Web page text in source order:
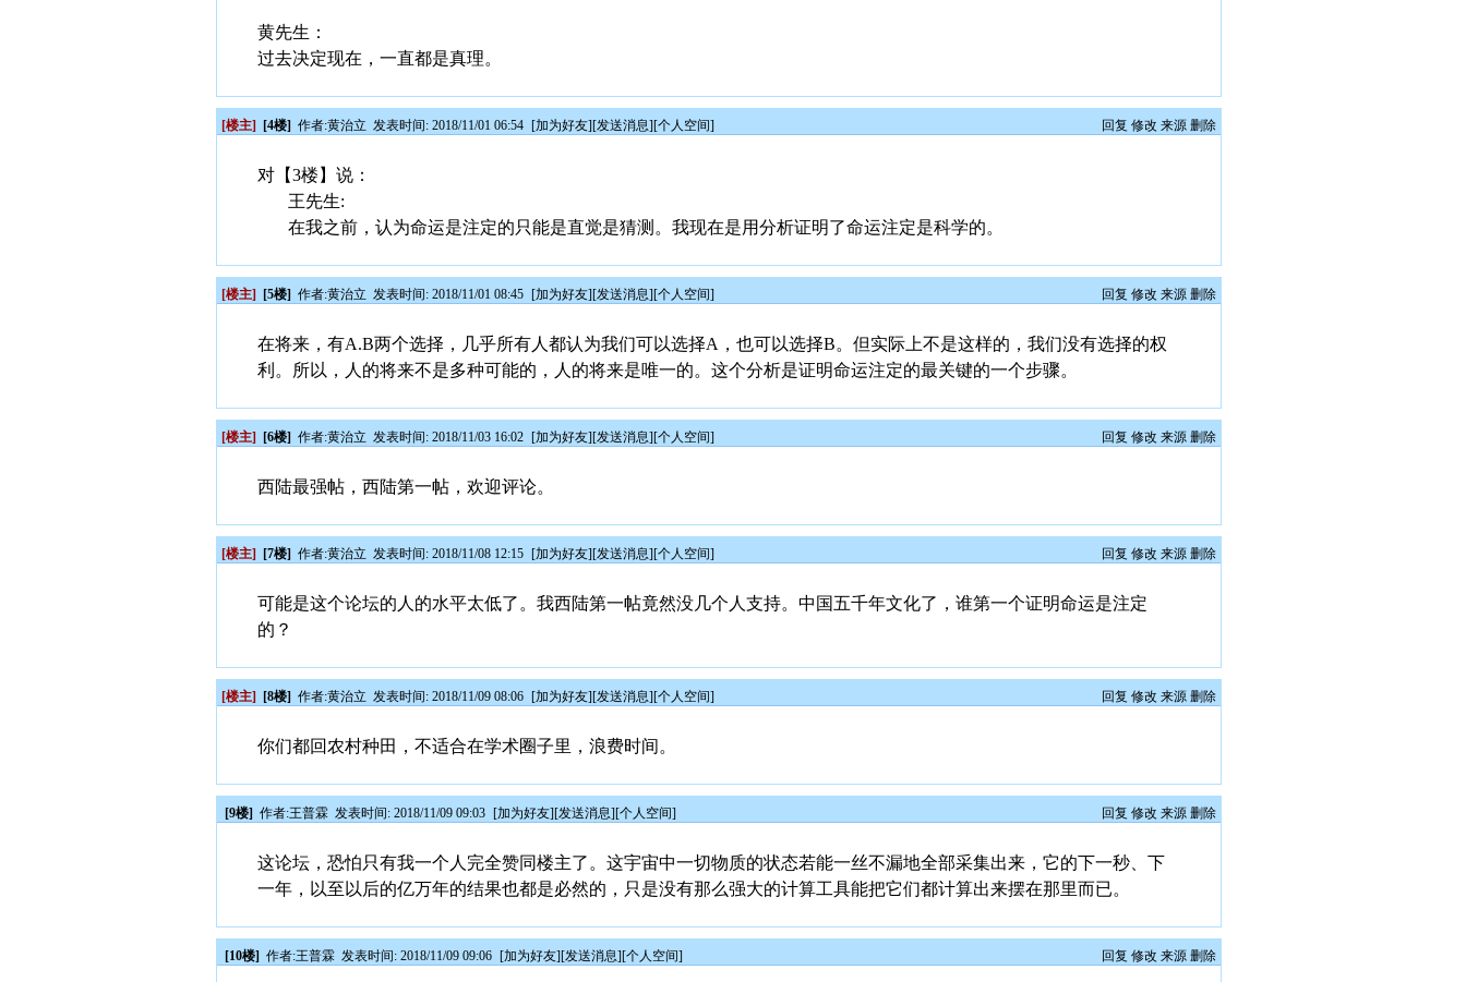
黄先生：
过去决定现在，一直都是真理。
[楼主] [4楼] 作者:黄治立 发表时间: 2018/11/01 06:54 [加为好友][发送消息][个人空间] 回复 修改 来源 删除
对【3楼】说：
王先生:
在我之前，认为命运是注定的只能是直觉是猜测。我现在是用分析证明了命运注定是科学的。
[楼主] [5楼] 作者:黄治立 发表时间: 2018/11/01 08:45 [加为好友][发送消息][个人空间] 回复 修改 来源 删除
在将来，有A.B两个选择，几乎所有人都认为我们可以选择A，也可以选择B。但实际上不是这样的，我们没有选择的权
利。所以，人的将来不是多种可能的，人的将来是唯一的。这个分析是证明命运注定的最关键的一个步骤。
[楼主] [6楼] 作者:黄治立 发表时间: 2018/11/03 16:02 [加为好友][发送消息][个人空间] 回复 修改 来源 删除
西陆最强帖，西陆第一帖，欢迎评论。
[楼主] [7楼] 作者:黄治立 发表时间: 2018/11/08 12:15 [加为好友][发送消息][个人空间] 回复 修改 来源 删除
可能是这个论坛的人的水平太低了。我西陆第一帖竟然没几个人支持。中国五千年文化了，谁第一个证明命运是注定
的？
[楼主] [8楼] 作者:黄治立 发表时间: 2018/11/09 08:06 [加为好友][发送消息][个人空间] 回复 修改 来源 删除
你们都回农村种田，不适合在学术圈子里，浪费时间。
[9楼] 作者:王普霖 发表时间: 2018/11/09 09:03 [加为好友][发送消息][个人空间] 回复 修改 来源 删除
这论坛，恐怕只有我一个人完全赞同楼主了。这宇宙中一切物质的状态若能一丝不漏地全部采集出来，它的下一秒、下
一年，以至以后的亿万年的结果也都是必然的，只是没有那么强大的计算工具能把它们都计算出来摆在那里而已。
[10楼] 作者:王普霖 发表时间: 2018/11/09 09:06 [加为好友][发送消息][个人空间] 回复 修改 来源 删除